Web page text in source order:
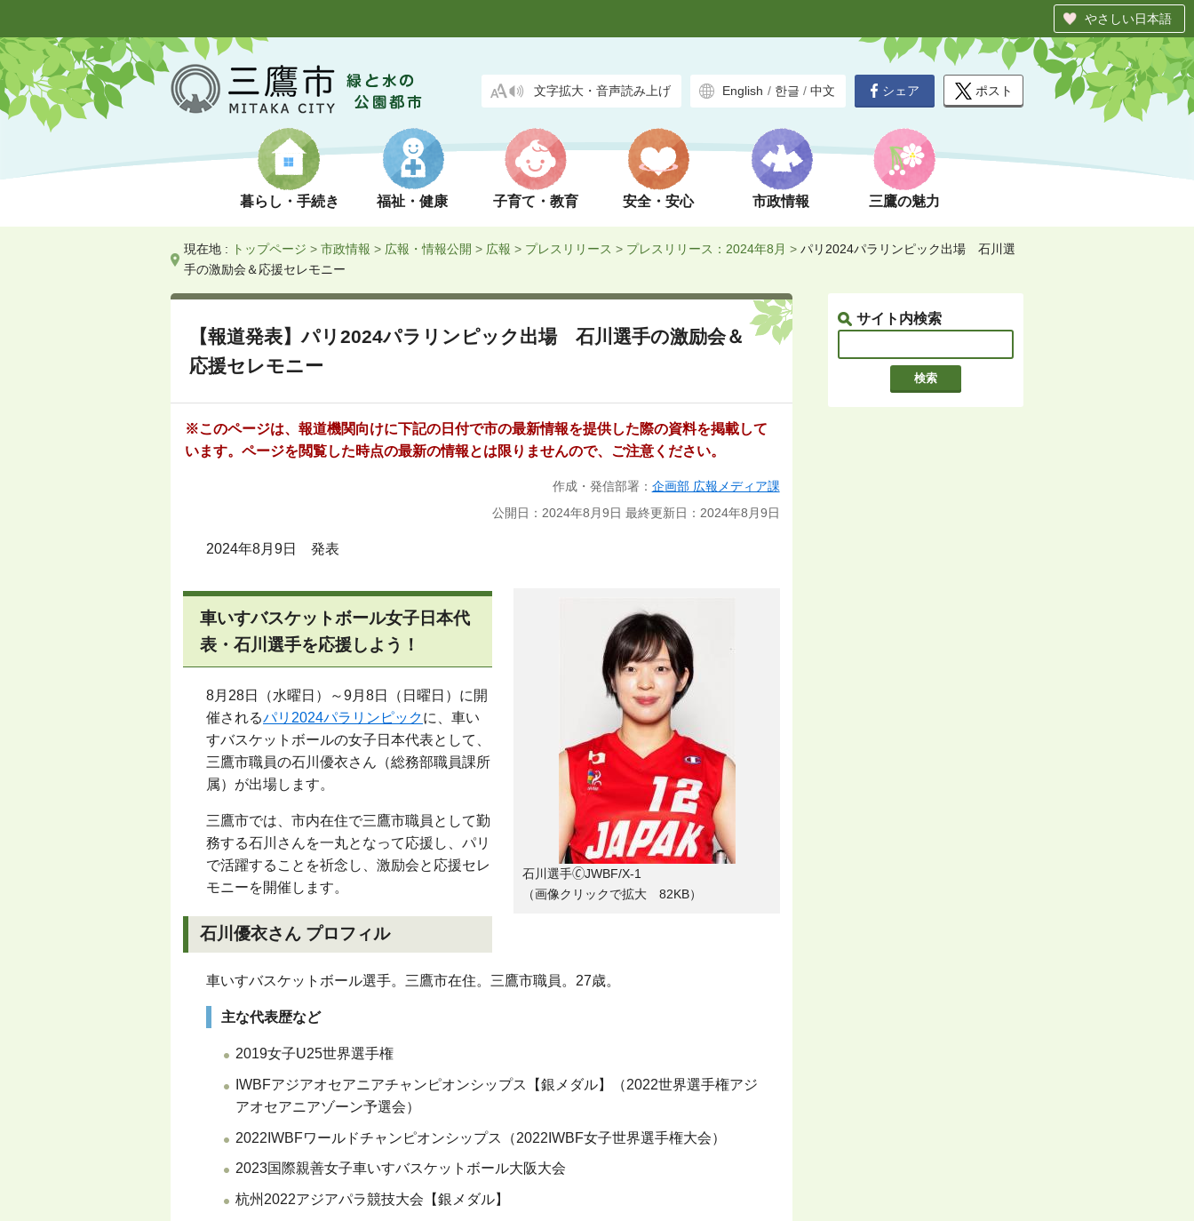
やさしい日本語
文字拡大・音声読み上げ English / 한글 / 中文
暮らし・手続き 福祉・健康 子育て・教育 安全・安心 市政情報 三鷹の魅力
シェア ポスト
現在地 : トップページ > 市政情報 > 広報・情報公開 > 広報 > プレスリリース > プレスリリース：2024年8月 > パリ2024パラリンピック出場 石川選
手の激励会＆応援セレモニー
サイト内検索
【報道発表】パリ2024パラリンピック出場 石川選手の激励会＆
応援セレモニー
※このページは、報道機関向けに下記の日付で市の最新情報を提供した際の資料を掲載して
います。ページを閲覧した時点の最新の情報とは限りませんので、ご注意ください。
作成・発信部署： 企画部 広報メディア課
公開日：2024年8月9日 最終更新日：2024年8月9日
2024年8月9日 発表
石川選手🄫JWBF/X-1
（画像クリックで拡大 82KB）
車いすバスケットボール女子日本代
表・石川選手を応援しよう！
8月28日（水曜日）～9月8日（日曜日）に開
催されるパリ 2024パラリンピックに、車い
すバスケットボールの女子日本代表として、
三鷹市職員の石川優衣さん（総務部職員課所
属）が出場します。
三鷹市では、市内在住で三鷹市職員として勤
務する石川さんを一丸となって応援し、パリ
で活躍することを祈念し、激励会と応援セレ
モニーを開催します。
石川優衣さん プロフィル
車いすバスケットボール選手。三鷹市在住。三鷹市職員。27歳。
主な代表歴など
2019女子U25世界選手権
IWBFアジアオセアニアチャンピオンシップス【銀メダル】（2022世界選手権アジ
アオセアニアゾーン予選会）
2022IWBFワールドチャンピオンシップス（2022IWBF女子世界選手権大会）
2023国際親善女子車いすバスケットボール大阪大会
杭州2022アジアパラ競技大会【銀メダル】